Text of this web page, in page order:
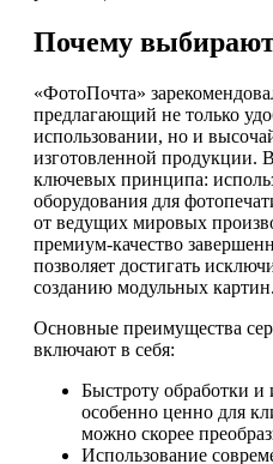
Почему
«ФотоПочта»
предлагающий не только
использовании, но и
изготовленной продукции.
ключевых принципа:
оборудования для
от ведущих мировых
премиум-качество
позволяет достигать
созданию модульных картин.
Основные преимущества
включают в себя:
Быстроту обработки и
особенно ценно для
можно скорее
Использование